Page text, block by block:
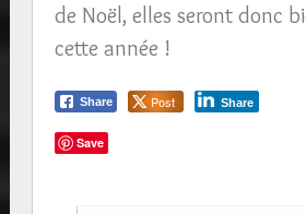
de Noël, elles seront donc
cette année !
Share Post Share
Save